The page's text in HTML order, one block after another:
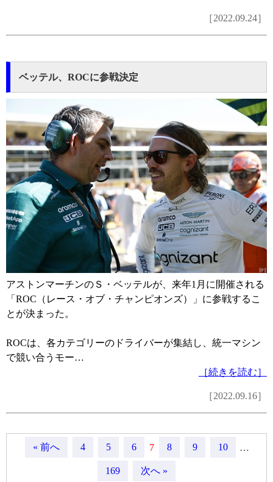
［2022.09.24］
ベッテル、ROCに参戦決定
アストンマーチンのＳ・ベッテルが、来年1月に開催される
「ROC（レース・オブ・チャンピオンズ）」に参戦するこ
とが決まった。
ROCは、各カテゴリーのドライバーが集結し、統一マシン
で競い合うモー…
［続きを読む］
［2022.09.16］
« 前へ 4 5 6 7 8 9 10 …
169
次へ »